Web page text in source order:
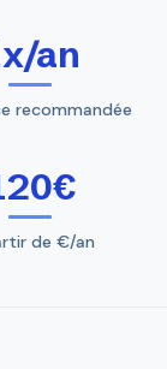
an
recommandée
de €/an